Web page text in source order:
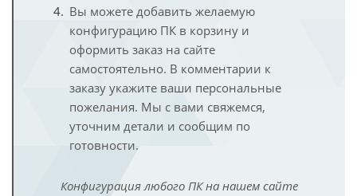
Вы можете добавить желаемую
конфигурацию ПК в корзину и
оформить заказ на сайте
самостоятельно. В комментарии к
заказу укажите ваши персональные
пожелания. Мы с вами свяжемся,
уточним детали и сообщим по
готовности.
Конфигурация любого ПК на нашем сайте